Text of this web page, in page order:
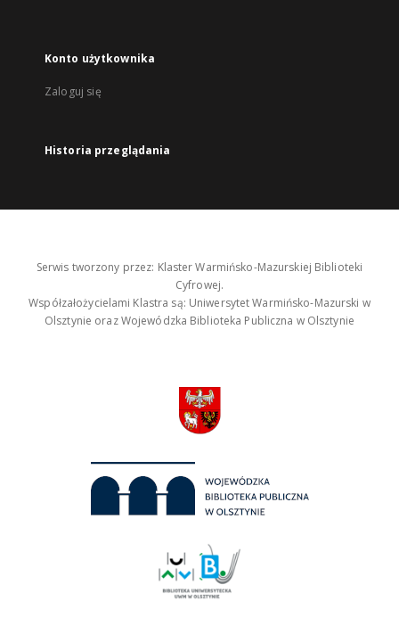
Konto użytkownika
Zaloguj się
Historia przeglądania
Serwis tworzony przez: Klaster Warmińsko-Mazurskiej Biblioteki
Cyfrowej.
Współzałożycielami Klastra są: Uniwersytet Warmińsko-Mazurski w
Olsztynie oraz Wojewódzka Biblioteka Publiczna w Olsztynie